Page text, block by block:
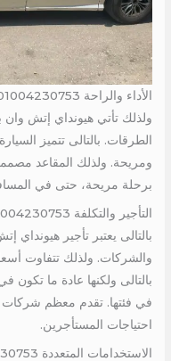
الأداء والراحة 01004230753
ولذلك تأتي هيونداي إتش
الطرقات. بالتالى تتميز
ومريحة. ولذلك المقاعد
برحلة مريحة، حتى في
التأجير والتكلفة 01004230753
بالتالى يعتبر تأجير هيونداي
والشركات. ولذلك تتفاوت
بالتالى ولكنها عادة ما تكون
في فئتها. تقدم معظم شركات
احتياجات المستأجرين.
الاستخدامات المتعددة 01004230753